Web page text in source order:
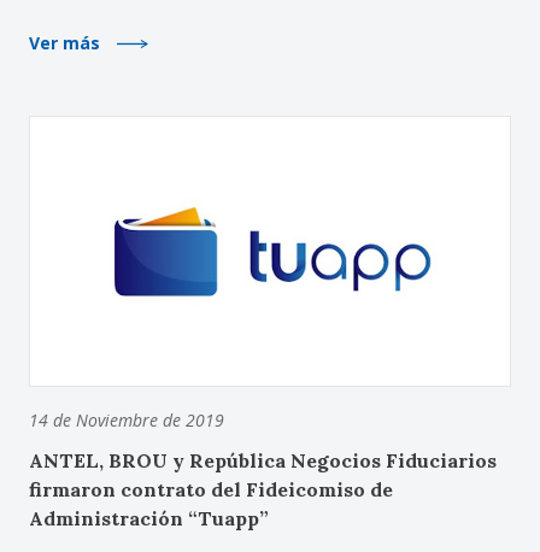
Ver más
14 de Noviembre de 2019
ANTEL, BROU y República Negocios Fiduciarios
firmaron contrato del Fideicomiso de
Administración “Tuapp”